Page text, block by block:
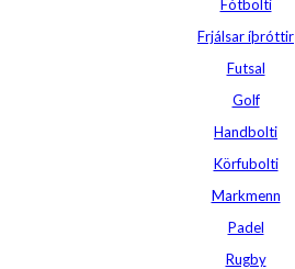
Fótbolti
Frjálsar íþróttir
Futsal
Golf
Handbolti
Körfubolti
Markmenn
Padel
Rugby